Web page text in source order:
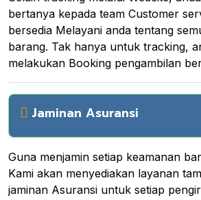
bertanya kepada team Customer
bersedia Melayani anda tentang
barang. Tak hanya untuk tracking,
melakukan Booking pengambilan
Jaminan Asuransi
Guna menjamin setiap keamanan
Kami akan menyediakan layanan
jaminan Asuransi untuk setiap